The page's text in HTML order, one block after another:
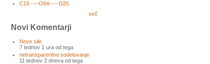
C19 ----O84-----D25
več
Novi Komentarji
Nove sile
7 tednov 1 ura od tega
netransparentno sodelovanje
11 tednov 2 dneva od tega